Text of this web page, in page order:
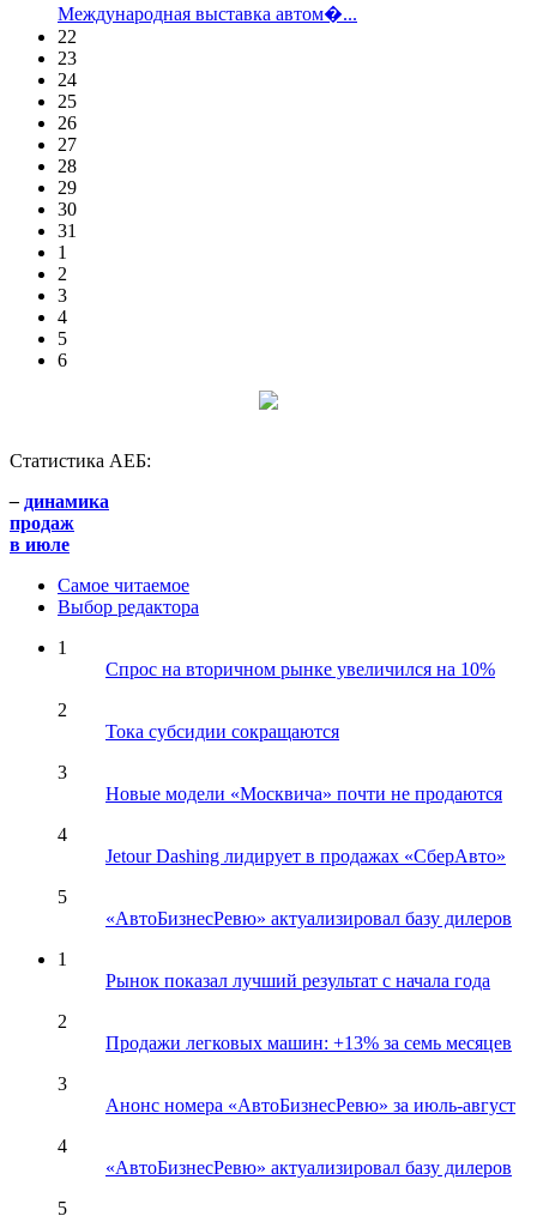
Международная выставка автом�...
22
23
24
25
26
27
28
29
30
31
1
2
3
4
5
6
Статистика АЕБ:
– динамика
продаж
в июле
Самое читаемое
Выбор редактора
1
Спрос на вторичном рынке увеличился на 10%
2
Тока субсидии сокращаются
3
Новые модели «Москвича» почти не продаются
4
Jetour Dashing лидирует в продажах «СберАвто»
5
«АвтоБизнесРевю» актуализировал базу дилеров
1
Рынок показал лучший результат с начала года
2
Продажи легковых машин: +13% за семь месяцев
3
Анонс номера «АвтоБизнесРевю» за июль-август
4
«АвтоБизнесРевю» актуализировал базу дилеров
5